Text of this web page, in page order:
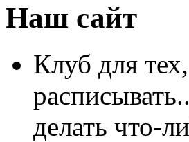
Наш сайт
Клуб для
делать что-